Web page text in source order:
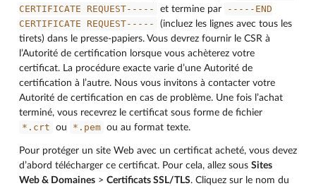
CERTIFICATE
REQUEST----- et termine par
-----END
CERTIFICATE
REQUEST-----
(incluez les lignes avec tous les
tirets) dans le presse-papiers. Vous devrez fournir le CSR à
l’Autorité de certification lorsque vous achèterez votre
certificat. La procédure exacte varie d’une Autorité de
certification à l’autre. Nous vous invitons à contacter votre
Autorité de certification en cas de problème. Une fois l’achat
terminé, vous recevrez le certificat sous forme de fichier
*.crt ou *.pem ou au format texte.
Pour protéger un site Web avec un certificat acheté, vous devez
d’abord télécharger ce certificat. Pour cela, allez sous Sites
Web & Domaines > Certificats SSL/TLS. Cliquez sur le nom du